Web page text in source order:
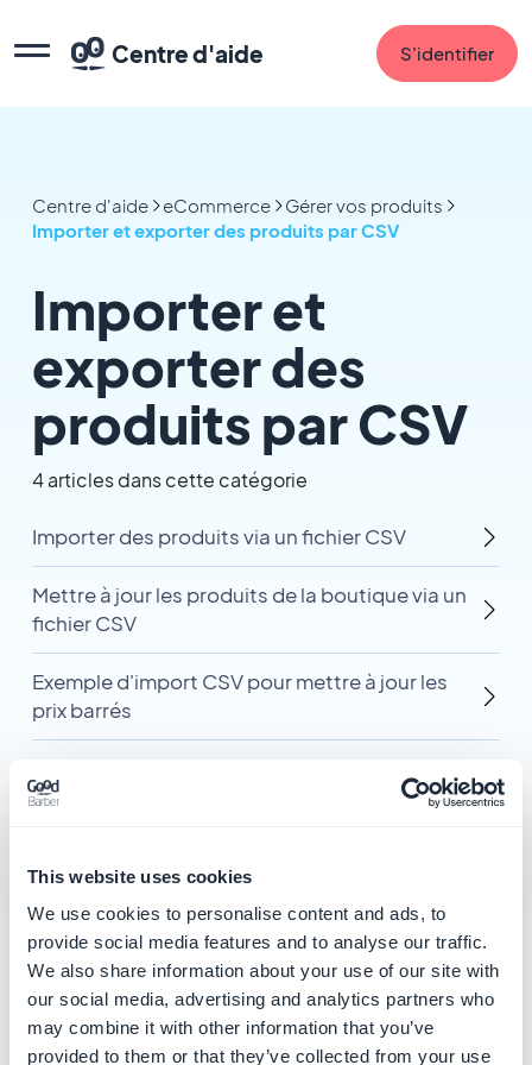
This website uses cookies
We use cookies to personalise content and ads, to
provide social media features and to analyse our traffic.
We also share information about your use of our site with
our social media, advertising and analytics partners who
may combine it with other information that you’ve
provided to them or that they’ve collected from your use
Centre d'aide S'identifier
Centre d'aide eCommerce
Gérer vos produits
Importer et exporter des produits par CSV
Importer et
exporter des
produits par CSV
4 articles dans cette catégorie
Importer des produits via un fichier CSV
Mettre à jour les produits de la boutique via un
fichier CSV
Exemple d'import CSV pour mettre à jour les
prix barrés
photos
Catégories
connexes